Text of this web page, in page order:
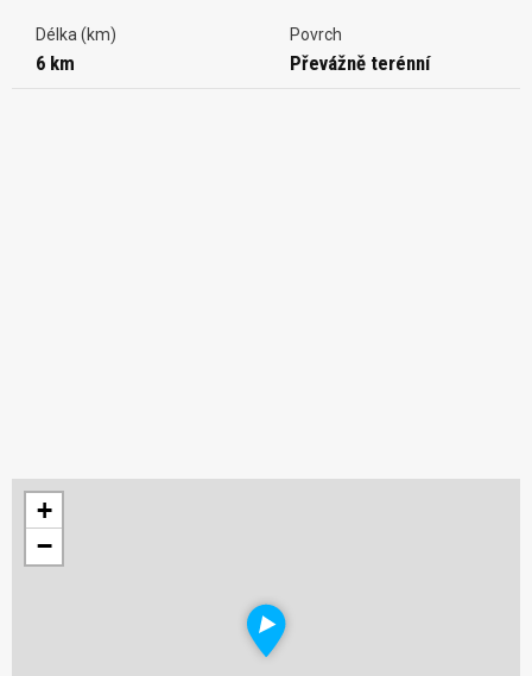
Délka (km)
6 km
Povrch
Převážně terénní
+
−